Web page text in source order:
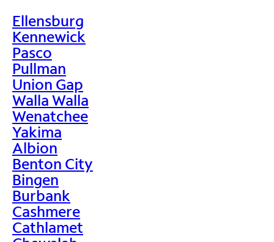
Ellensburg
Kennewick
Pasco
Pullman
Union Gap
Walla Walla
Wenatchee
Yakima
Albion
Benton City
Bingen
Burbank
Cashmere
Cathlamet